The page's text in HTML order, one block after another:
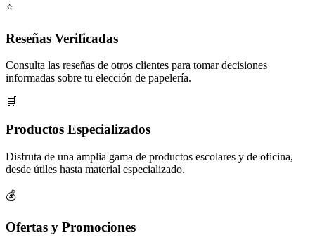
⭐
Reseñas Verificadas
Consulta las reseñas de otros clientes para tomar decisiones
informadas sobre tu elección de papelería.
🛒
Productos Especializados
Disfruta de una amplia gama de productos escolares y de oficina,
desde útiles hasta material especializado.
💰
Ofertas y Promociones